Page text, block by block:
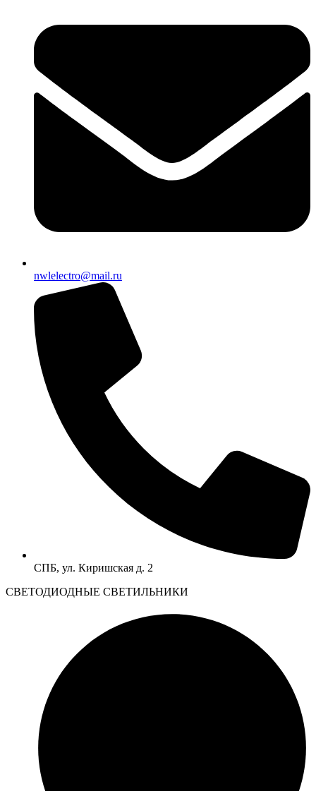
nwlelectro@mail.ru
СПБ, ул. Киришская д. 2
CВЕТОДИОДНЫЕ СВЕТИЛЬНИКИ